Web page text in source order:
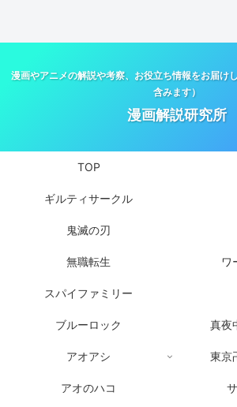
漫画やアニメの解説や考察、お役立ち情報をお届け
含みます）
漫画解説研究所
TOP
ギルティサークル
鬼滅の刃
無職転生 ワ
スパイファミリー
ブルーロック 真夜
アオアシ 東京
アオのハコ